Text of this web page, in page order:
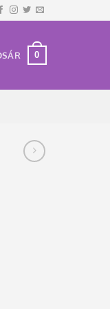
0